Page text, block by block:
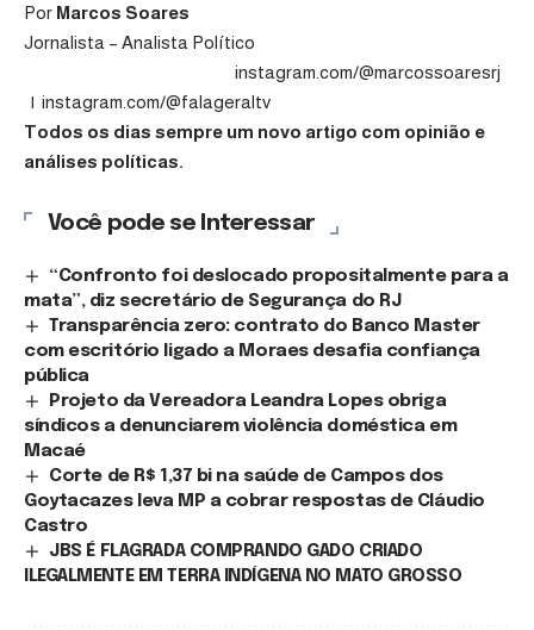
Por Marcos Soares
Jornalista – Analista Político
instagram.com/@marcossoaresrj
| instagram.com/@falageraltv
Todos os dias sempre um novo artigo com opinião e
análises políticas.
Você pode se Interessar
“Confronto foi deslocado propositalmente para a
mata”, diz secretário de Segurança do RJ
Transparência zero: contrato do Banco Master
com escritório ligado a Moraes desafia confiança
pública
Projeto da Vereadora Leandra Lopes obriga
síndicos a denunciarem violência doméstica em
Macaé
Corte de R$ 1,37 bi na saúde de Campos dos
Goytacazes leva MP a cobrar respostas de Cláudio
Castro
JBS É FLAGRADA COMPRANDO GADO CRIADO
ILEGALMENTE EM TERRA INDÍGENA NO MATO GROSSO